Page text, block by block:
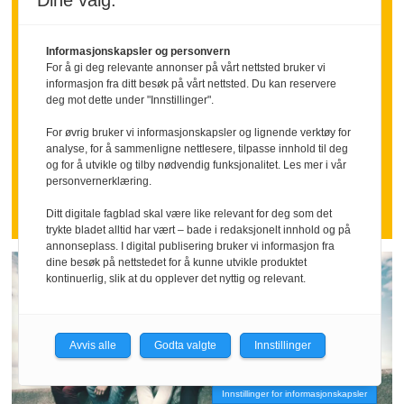
oftere
Mange ansatte går inn i ferien med
følelsen av å ha stått i høyt tempo over
tid.
Nettopp da kan en tydelig takk bety
mer enn mange ledere tror.
Innstillinger for informasjonskapsler
Informasjonskapsler og personvern
For å gi deg relevante annonser på vårt nettsted bruker vi
informasjon fra ditt besøk på vårt nettsted. Du kan reservere
deg mot dette under "Innstillinger".
For øvrig bruker vi informasjonskapsler og lignende verktøy for
analyse, for å sammenligne nettlesere, tilpasse innhold til deg
og for å utvikle og tilby nødvendig funksjonalitet. Les mer i vår
personvernerklæring.
Ditt digitale fagblad skal være like relevant for deg som det
trykte bladet alltid har vært – bade i redaksjonelt innhold og på
annonseplass. I digital publisering bruker vi informasjon fra
dine besøk på nettstedet for å kunne utvikle produktet
kontinuerlig, slik at du opplever det nyttig og relevant.
Avvis alle Godta valgte Innstillinger